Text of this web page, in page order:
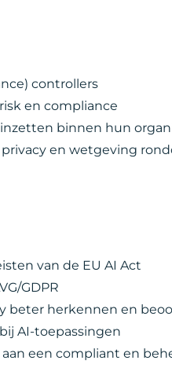
controllers
en compliance
binnen hun
en wetgeving
van de EU AI Act
GDPR
beter herkennen en
AI-toepassingen
een compliant en